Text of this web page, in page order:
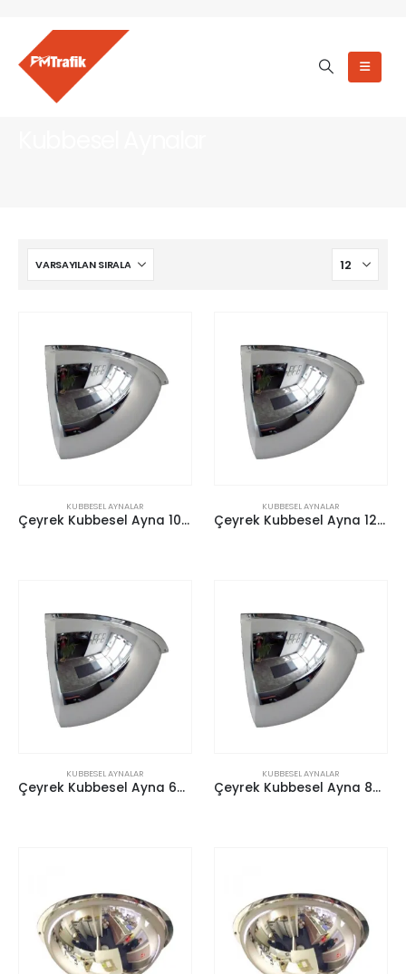
KUBBESEL AYNALAR
Çeyrek Kubbesel Ayna 100 cm
KUBBESEL AYNALAR
Çeyrek Kubbesel Ayna 120 cm
KUBBESEL AYNALAR
Çeyrek Kubbesel Ayna 60 cm
KUBBESEL AYNALAR
Çeyrek Kubbesel Ayna 80 cm